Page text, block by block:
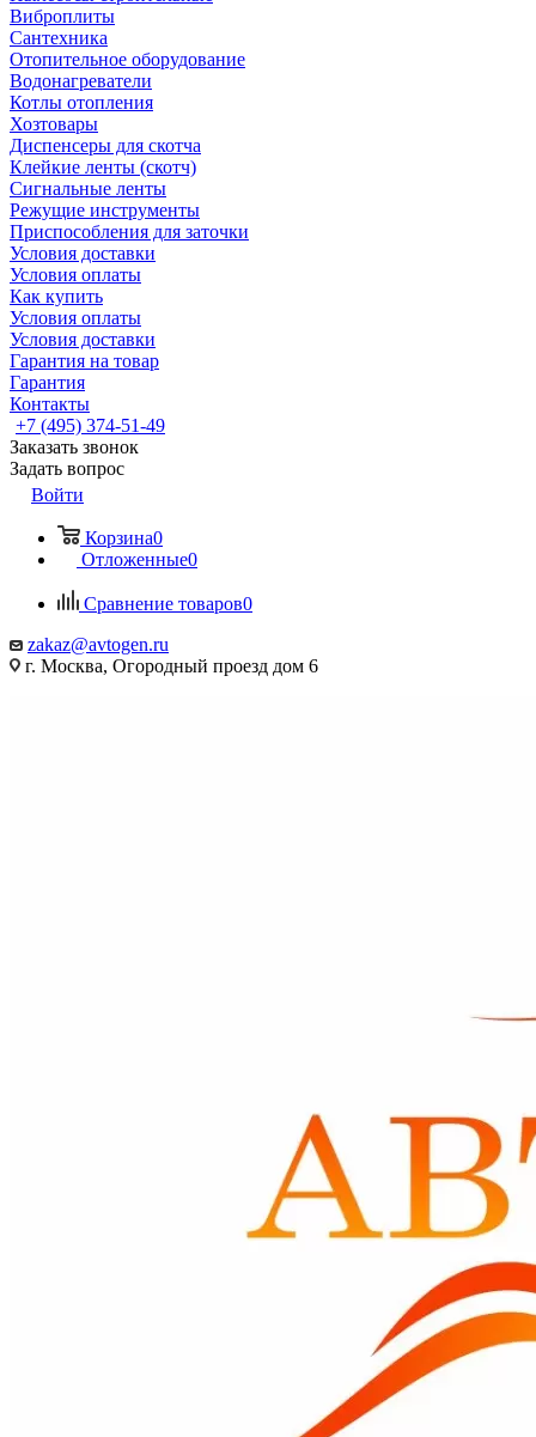
Виброплиты
Сантехника
Отопительное оборудование
Водонагреватели
Котлы отопления
Хозтовары
Диспенсеры для скотча
Клейкие ленты (скотч)
Сигнальные ленты
Режущие инструменты
Приспособления для заточки
Условия доставки
Условия оплаты
Как купить
Условия оплаты
Условия доставки
Гарантия на товар
Гарантия
Контакты
+7 (495) 374-51-49
Заказать звонок
Задать вопрос
Войти
Корзина0
Отложенные0
Сравнение товаров0
zakaz@avtogen.ru
г. Москва, Огородный проезд дом 6